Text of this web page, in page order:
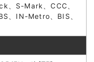
、S-Mark、CCC、
、IN-Metro、BIS、